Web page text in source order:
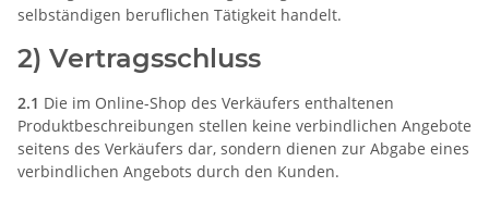
selbständigen beruflichen Tätigkeit handelt.
2) Vertragsschluss
2.1 Die im Online-Shop des Verkäufers enthaltenen
Produktbeschreibungen stellen keine verbindlichen Angebote
seitens des Verkäufers dar, sondern dienen zur Abgabe eines
verbindlichen Angebots durch den Kunden.